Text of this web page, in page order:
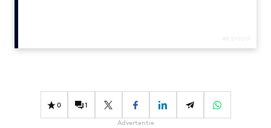
Effectiviteit
Gedragsverandering
0 1
Advertentie